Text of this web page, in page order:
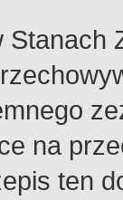
na
ten